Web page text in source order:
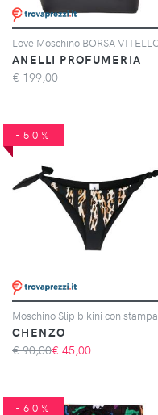
ANELLI PROFUMERIA
€ 199,00
-50%
Moschino Slip bikini con stampa
CHENZO
€ 90,00€ 45,00
-60%